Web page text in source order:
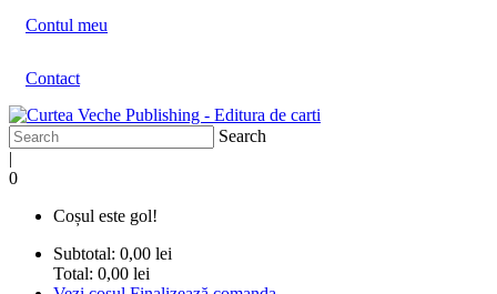
Contul meu
Contact
Search
|
0
Coșul este gol!
Subtotal: 0,00 lei
Total: 0,00 lei